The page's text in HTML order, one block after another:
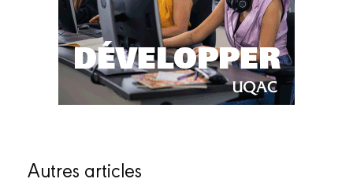
Autres articles